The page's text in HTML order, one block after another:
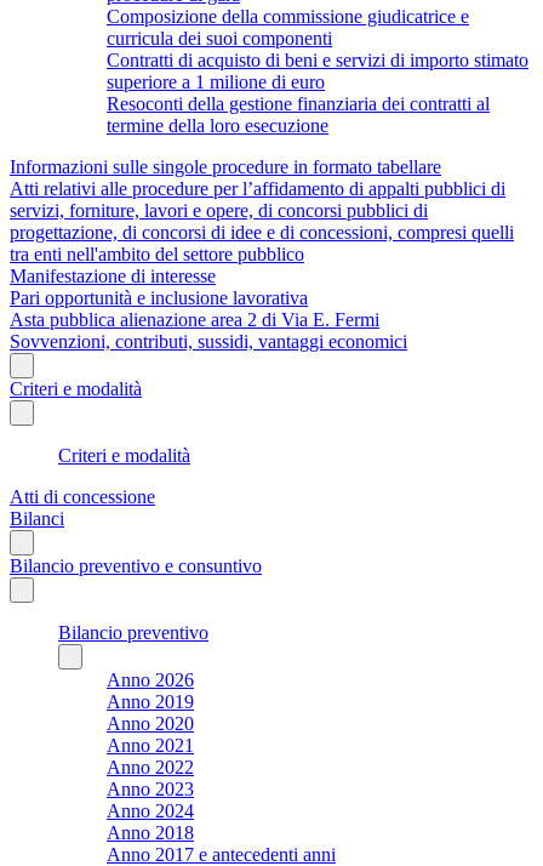
Composizione della commissione giudicatrice e
curricula dei suoi componenti
Contratti di acquisto di beni e servizi di importo stimato
superiore a 1 milione di euro
Resoconti della gestione finanziaria dei contratti al
termine della loro esecuzione
Informazioni sulle singole procedure in formato tabellare
Atti relativi alle procedure per l’affidamento di appalti pubblici di
servizi, forniture, lavori e opere, di concorsi pubblici di
progettazione, di concorsi di idee e di concessioni, compresi quelli
tra enti nell'ambito del settore pubblico
Manifestazione di interesse
Pari opportunità e inclusione lavorativa
Asta pubblica alienazione area 2 di Via E. Fermi
Sovvenzioni, contributi, sussidi, vantaggi economici
Criteri e modalità
Criteri e modalità
Atti di concessione
Bilanci
Bilancio preventivo e consuntivo
Bilancio preventivo
Anno 2026
Anno 2019
Anno 2020
Anno 2021
Anno 2022
Anno 2023
Anno 2024
Anno 2018
Anno 2017 e antecedenti anni